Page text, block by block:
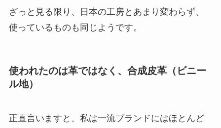
ざっと見る限り、日本の工房とあまり変わらず、
使っているものも同じようです。
使われたのは革ではなく、合成皮革（ビニー
ル地）
正直言いますと、私は一流ブランドにはほとんど